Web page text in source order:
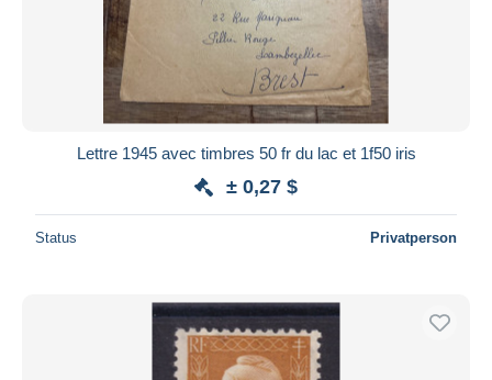
Lettre 1945 avec timbres 50 fr du lac et 1f50 iris
± 0,27 $
Status Privatperson